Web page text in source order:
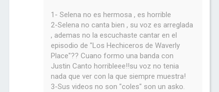
1- Selena no es hermosa , es horrible
2-Selena no canta bien , su voz es arreglada
, ademas no la escuchaste cantar en el
episodio de "Los Hechiceros de Waverly
Place"?? Cuano formo una banda con
Justin Canto horribleee!!su voz no tenia
nada que ver con la que siempre muestra!
3-Sus videos no son "coles" son un asko.